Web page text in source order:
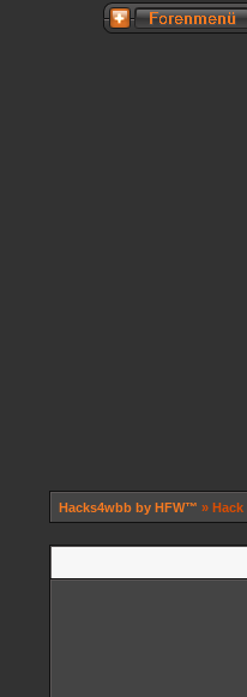
Hacks4wbb by HFW™ » Hack